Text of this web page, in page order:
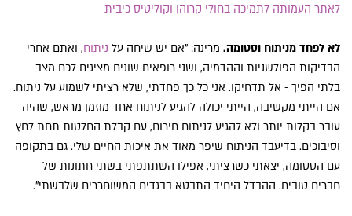
לאתר העמותה לתמיכה בחולי קרוהן וקוליטיס כיבית
לא לפחד מניתוח וסטומה. מרינה: "אם יש שיחה על ניתוח, ואתם אחרי
הבדיקות הפולשניות וההדמיה, ושני רופאים שונים מציגים לכם מצב
בלתי הפיך - אל תדחיקו. אני כל כך פחדתי, שלא רציתי לשמוע על ניתוח.
אם הייתי מקשיבה, הייתי יכולה להגיע לניתוח אחד מוזמן מראש, שהיה
עובר בקלות יותר ולא להגיע לניתוח חירום, עם קבלת החלטות תחת לחץ
וסיבוכים. בדיעבד הניתוח שיפר מאוד את איכות החיים שלי. גם בתקופה
עם הסטומה, יצאתי כשרציתי, אפילו השתתפתי בשתי חתונות של
חברים טובים. ההבדל היחיד התבטא בבגדים המשוחררים שלבשתי".